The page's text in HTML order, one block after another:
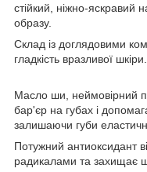
стійкий, ніжно-яскравий
образу.
Склад із доглядовими
гладкість вразливої шкіри.
Масло ши, неймовірний
бар'єр на губах і
залишаючи губи
Потужний антиоксидант
радикалами та захищає